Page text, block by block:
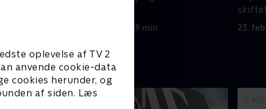
oplevelse af TV 2
anvende cookie-data
cookies herunder, og
af siden. Læs
16. februar 2026 • 49 min 23.